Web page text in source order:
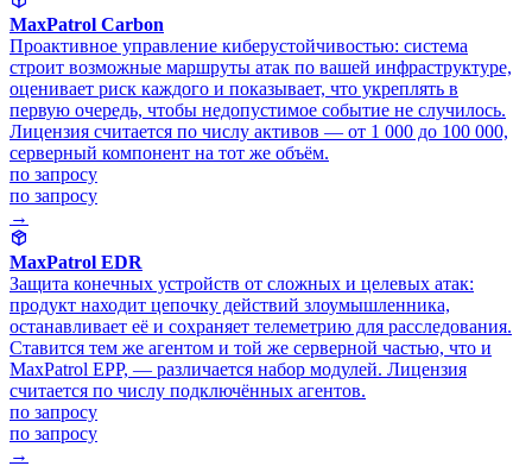
MaxPatrol Carbon
Проактивное управление киберустойчивостью: система
строит возможные маршруты атак по вашей инфраструктуре,
оценивает риск каждого и показывает, что укреплять в
первую очередь, чтобы недопустимое событие не случилось.
Лицензия считается по числу активов — от 1 000 до 100 000,
серверный компонент на тот же объём.
по запросу
по запросу
→
MaxPatrol EDR
Защита конечных устройств от сложных и целевых атак:
продукт находит цепочку действий злоумышленника,
останавливает её и сохраняет телеметрию для расследования.
Ставится тем же агентом и той же серверной частью, что и
MaxPatrol EPP, — различается набор модулей. Лицензия
считается по числу подключённых агентов.
по запросу
по запросу
→